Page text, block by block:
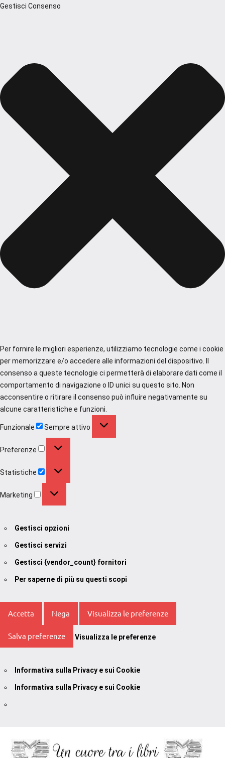
Gestisci Consenso
Per fornire le migliori esperienze, utilizziamo tecnologie come i cookie
per memorizzare e/o accedere alle informazioni del dispositivo. Il
consenso a queste tecnologie ci permetterà di elaborare dati come il
comportamento di navigazione o ID unici su questo sito. Non
acconsentire o ritirare il consenso può influire negativamente su
alcune caratteristiche e funzioni.
Funzionale Sempre attivo
Preferenze
Statistiche
Marketing
Gestisci opzioni
Gestisci servizi
Gestisci {vendor_count} fornitori
Per saperne di più su questi scopi
Accetta Nega Visualizza le preferenze
Salva preferenze Visualizza le preferenze
Informativa sulla Privacy e sui Cookie
Informativa sulla Privacy e sui Cookie
contenuto